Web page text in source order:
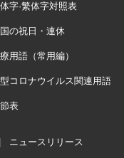
字·繁体字対照表
の祝日・連休
用語（常用編）
コロナウイルス関連用語
表
ニュースリリース